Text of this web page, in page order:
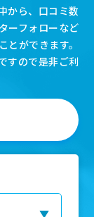
から、口コミ数
ーフォローなど
ができます。
すので是非ご利